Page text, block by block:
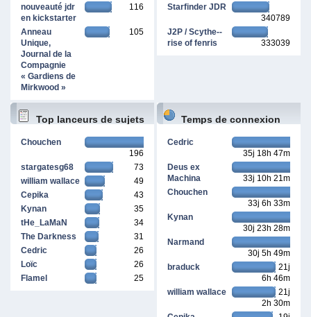
nouveauté jdr
en kickstarter
116
Anneau
Unique,
Journal de la
Compagnie
« Gardiens de
Mirkwood »
105
Starfinder JDR
340789
J2P / Scythe--
rise of fenris
333039
Top lanceurs de sujets
Chouchen
196
stargatesg68
73
william wallace
49
Cepika
43
Kynan
35
tHe_LaMaN
34
The Darkness
31
Cedric
26
Loïc
26
Flamel
25
Temps de connexion
Cedric
35j 18h 47m
Deus ex
Machina
33j 10h 21m
Chouchen
33j 6h 33m
Kynan
30j 23h 28m
Narmand
30j 5h 49m
braduck
21j
6h 46m
william wallace
21j
2h 30m